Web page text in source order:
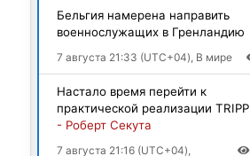
Бельгия намерена направить
военнослужащих в Гренландию
7 августа 21:33 (UTC+04), В мире
Настало время перейти к
практической реализации TRIPP
- Роберт Секута
7 августа 21:16 (UTC+04),